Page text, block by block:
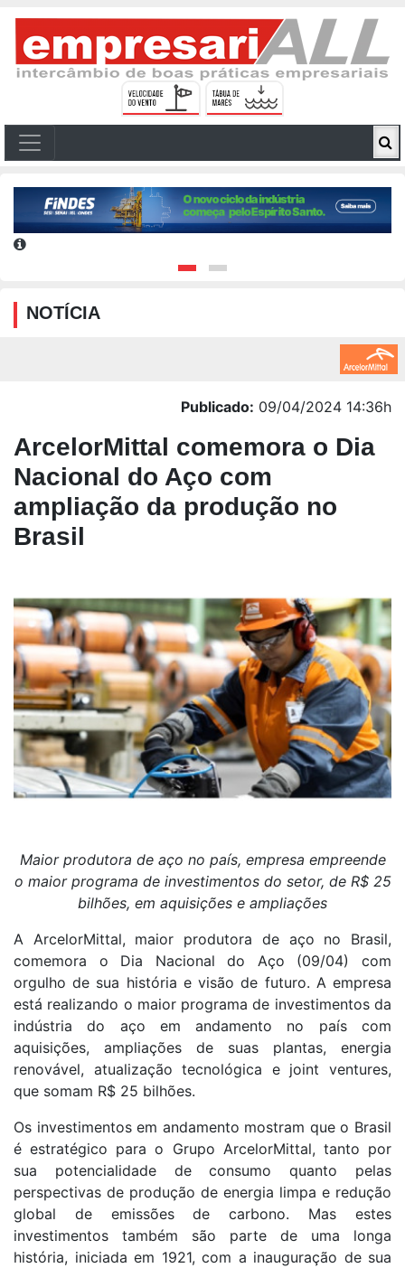
NOTÍCIA
Publicado: 09/04/2024 14:36h
ArcelorMittal comemora o Dia
Nacional do Aço com
ampliação da produção no
Brasil
Maior produtora de aço no país, empresa empreende
o maior programa de investimentos do setor, de R$ 25
bilhões, em aquisições e ampliações
A ArcelorMittal, maior produtora de aço no Brasil,
comemora o Dia Nacional do Aço (09/04) com
orgulho de sua história e visão de futuro. A empresa
está realizando o maior programa de investimentos da
indústria do aço em andamento no país com
aquisições, ampliações de suas plantas, energia
renovável, atualização tecnológica e joint ventures,
que somam R$ 25 bilhões.
Os investimentos em andamento mostram que o Brasil
é estratégico para o Grupo ArcelorMittal, tanto por
sua potencialidade de consumo quanto pelas
perspectivas de produção de energia limpa e redução
global de emissões de carbono. Mas estes
investimentos também são parte de uma longa
história, iniciada em 1921, com a inauguração de sua